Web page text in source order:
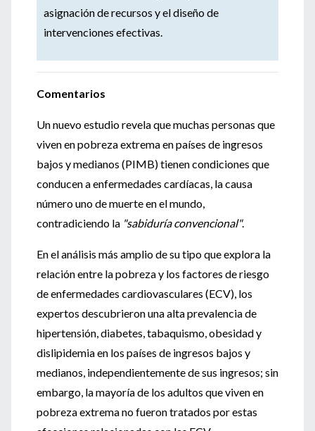
asignación de recursos y el diseño de
intervenciones efectivas.
Comentarios
Un nuevo estudio revela que muchas personas que
viven en pobreza extrema en países de ingresos
bajos y medianos (PIMB) tienen condiciones que
conducen a enfermedades cardíacas, la causa
número uno de muerte en el mundo,
contradiciendo la "sabiduría convencional".
En el análisis más amplio de su tipo que explora la
relación entre la pobreza y los factores de riesgo
de enfermedades cardiovasculares (ECV), los
expertos descubrieron una alta prevalencia de
hipertensión, diabetes, tabaquismo, obesidad y
dislipidemia en los países de ingresos bajos y
medianos, independientemente de sus ingresos; sin
embargo, la mayoría de los adultos que viven en
pobreza extrema no fueron tratados por estas